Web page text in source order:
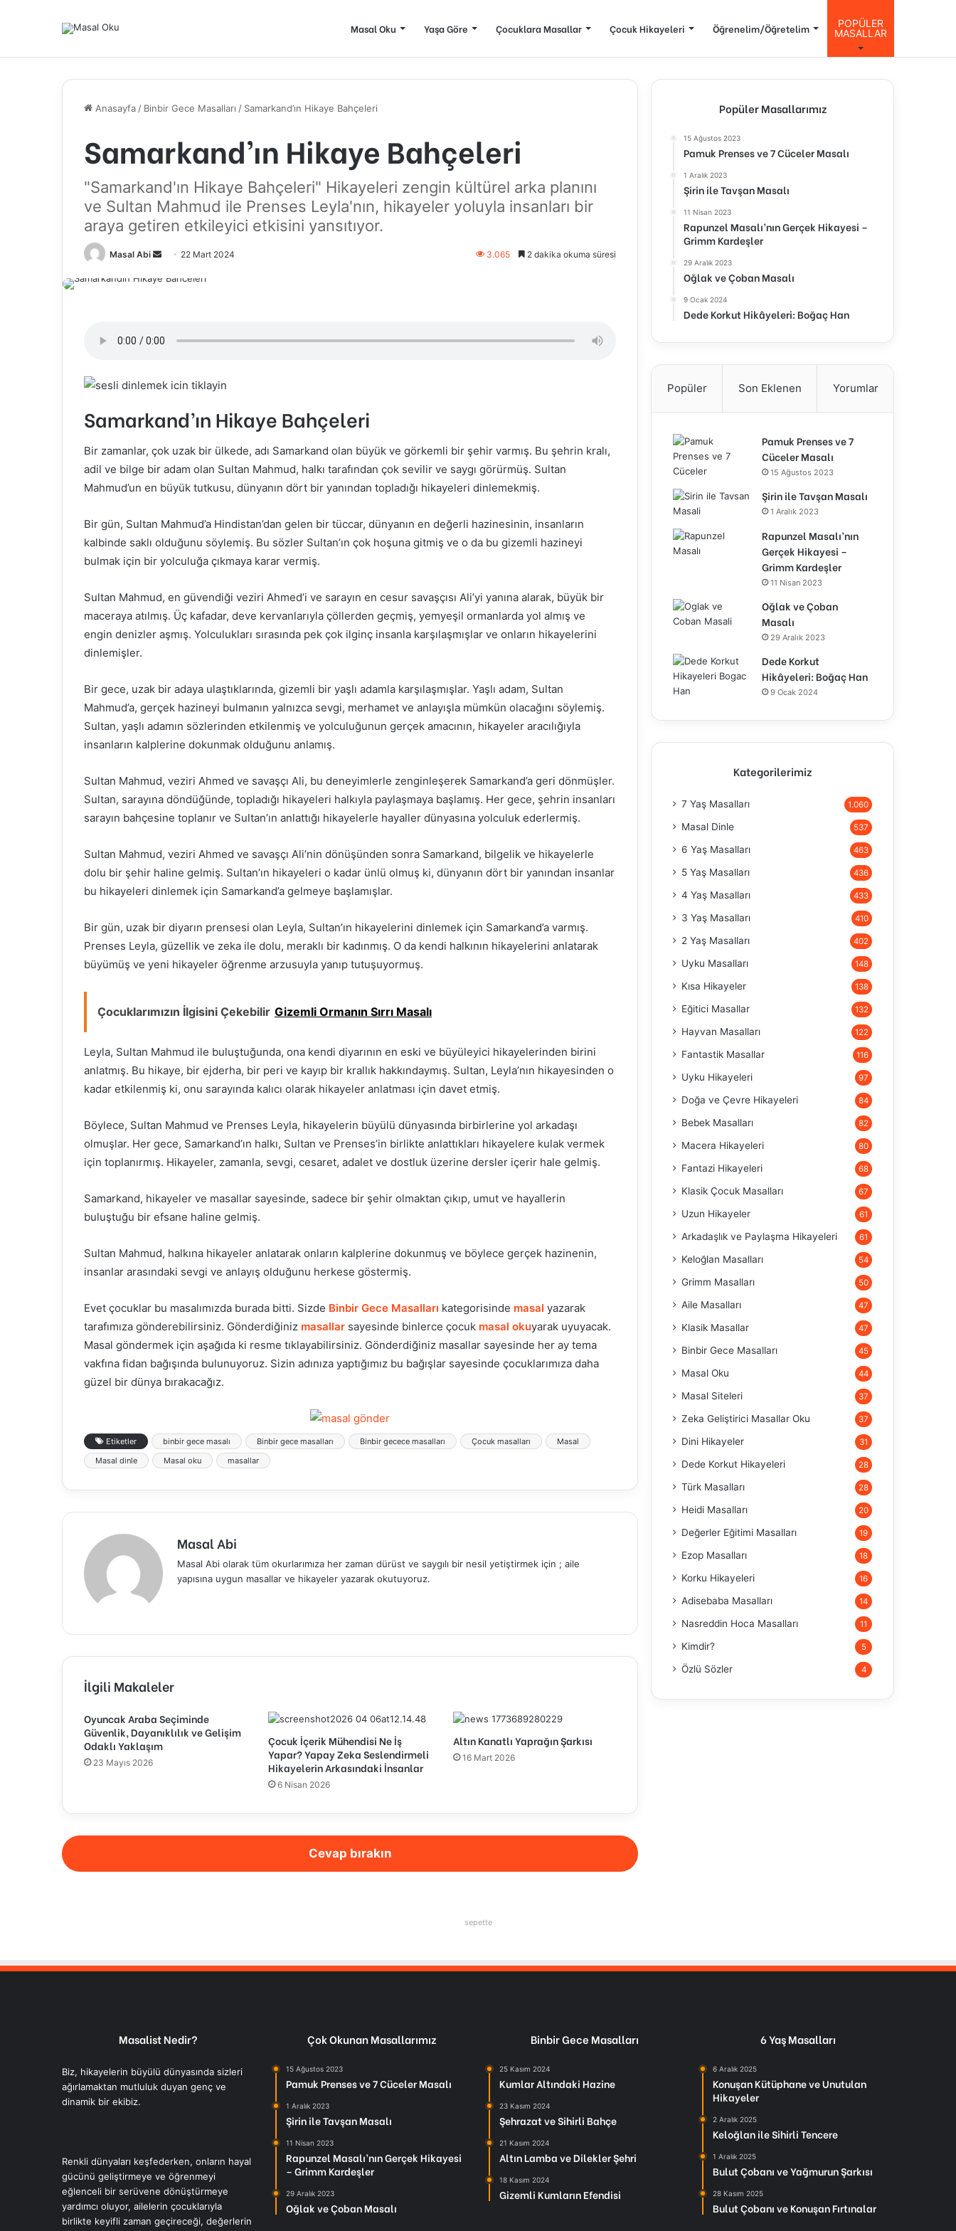
Masal Oku Yaşa Göre Çocuklara Masallar Çocuk Hikayeleri Öğrenelim/Öğretelim
POPÜLER
MASALLAR
Anasayfa / Binbir Gece Masalları / Samarkand’ın Hikaye Bahçeleri
Samarkand’ın Hikaye Bahçeleri
"Samarkand'ın Hikaye Bahçeleri" Hikayeleri zengin kültürel arka planını
ve Sultan Mahmud ile Prenses Leyla'nın, hikayeler yoluyla insanları bir
araya getiren etkileyici etkisini yansıtıyor.
Masal Abi
Bir
22 Mart 2024 3.065 2 dakika okuma süresi
Samarkand’ın Hikaye Bahçeleri
Bir zamanlar, çok uzak bir ülkede, adı Samarkand olan büyük ve görkemli bir şehir varmış. Bu şehrin kralı,
adil ve bilge bir adam olan Sultan Mahmud, halkı tarafından çok sevilir ve saygı görürmüş. Sultan
Mahmud’un en büyük tutkusu, dünyanın dört bir yanından topladığı hikayeleri dinlemekmiş.
Bir gün, Sultan Mahmud’a Hindistan’dan gelen bir tüccar, dünyanın en değerli hazinesinin, insanların
kalbinde saklı olduğunu söylemiş. Bu sözler Sultan’ın çok hoşuna gitmiş ve o da bu gizemli hazineyi
bulmak için bir yolculuğa çıkmaya karar vermiş.
Sultan Mahmud, en güvendiği veziri Ahmed’i ve sarayın en cesur savaşçısı Ali’yi yanına alarak, büyük bir
maceraya atılmış. Üç kafadar, deve kervanlarıyla çöllerden geçmiş, yemyeşil ormanlarda yol almış ve
engin denizler aşmış. Yolculukları sırasında pek çok ilginç insanla karşılaşmışlar ve onların hikayelerini
dinlemişler.
Bir gece, uzak bir adaya ulaştıklarında, gizemli bir yaşlı adamla karşılaşmışlar. Yaşlı adam, Sultan
Mahmud’a, gerçek hazineyi bulmanın yalnızca sevgi, merhamet ve anlayışla mümkün olacağını söylemiş.
Sultan, yaşlı adamın sözlerinden etkilenmiş ve yolculuğunun gerçek amacının, hikayeler aracılığıyla
insanların kalplerine dokunmak olduğunu anlamış.
Sultan Mahmud, veziri Ahmed ve savaşçı Ali, bu deneyimlerle zenginleşerek Samarkand’a geri dönmüşler.
Sultan, sarayına döndüğünde, topladığı hikayeleri halkıyla paylaşmaya başlamış. Her gece, şehrin insanları
sarayın bahçesine toplanır ve Sultan’ın anlattığı hikayelerle hayaller dünyasına yolculuk ederlermiş.
Sultan Mahmud, veziri Ahmed ve savaşçı Ali’nin dönüşünden sonra Samarkand, bilgelik ve hikayelerle
dolu bir şehir haline gelmiş. Sultan’ın hikayeleri o kadar ünlü olmuş ki, dünyanın dört bir yanından insanlar
bu hikayeleri dinlemek için Samarkand’a gelmeye başlamışlar.
Bir gün, uzak bir diyarın prensesi olan Leyla, Sultan’ın hikayelerini dinlemek için Samarkand’a varmış.
Prenses Leyla, güzellik ve zeka ile dolu, meraklı bir kadınmış. O da kendi halkının hikayelerini anlatarak
büyümüş ve yeni hikayeler öğrenme arzusuyla yanıp tutuşuyormuş.
Çocuklarımızın İlgisini Çekebilir Gizemli Ormanın Sırrı Masalı
Leyla, Sultan Mahmud ile buluştuğunda, ona kendi diyarının en eski ve büyüleyici hikayelerinden birini
anlatmış. Bu hikaye, bir ejderha, bir peri ve kayıp bir krallık hakkındaymış. Sultan, Leyla’nın hikayesinden o
kadar etkilenmiş ki, onu sarayında kalıcı olarak hikayeler anlatması için davet etmiş.
Böylece, Sultan Mahmud ve Prenses Leyla, hikayelerin büyülü dünyasında birbirlerine yol arkadaşı
olmuşlar. Her gece, Samarkand’ın halkı, Sultan ve Prenses’in birlikte anlattıkları hikayelere kulak vermek
için toplanırmış. Hikayeler, zamanla, sevgi, cesaret, adalet ve dostluk üzerine dersler içerir hale gelmiş.
Samarkand, hikayeler ve masallar sayesinde, sadece bir şehir olmaktan çıkıp, umut ve hayallerin
buluştuğu bir efsane haline gelmiş.
Sultan Mahmud, halkına hikayeler anlatarak onların kalplerine dokunmuş ve böylece gerçek hazinenin,
insanlar arasındaki sevgi ve anlayış olduğunu herkese göstermiş.
Evet çocuklar bu masalımızda burada bitti. Sizde Binbir Gece Masalları kategorisinde masal yazarak
tarafımıza gönderebilirsiniz. Gönderdiğiniz masallar sayesinde binlerce çocuk masal okuyarak uyuyacak.
Masal göndermek için aşağıda ki resme tıklayabilirsiniz. Gönderdiğiniz masallar sayesinde her ay tema
vakfına fidan bağışında bulunuyoruz. Sizin adınıza yaptığımız bu bağışlar sayesinde çocuklarımıza daha
güzel bir dünya bırakacağız.
Etiketler binbir gece masalı Binbir gece masalları Binbir gecece masalları Çocuk masalları
Masal
Masal dinle
Masal oku masallar
Masal Abi
Masal Abi olarak tüm okurlarımıza her zaman dürüst ve saygılı bir nesil yetiştirmek için ; aile
yapısına uygun masallar ve hikayeler yazarak okutuyoruz.
İlgili Makaleler
Oyuncak Araba Seçiminde
Güvenlik, Dayanıklılık ve Gelişim
Odaklı Yaklaşım
23 Mayıs 2026
Çocuk İçerik Mühendisi Ne İş
Yapar? Yapay Zeka Seslendirmeli
Hikayelerin Arkasındaki İnsanlar
6 Nisan 2026
Altın Kanatlı Yaprağın Şarkısı
16 Mart 2026
Cevap bırakın
Popüler Masallarımız
15 Ağustos 2023
Pamuk Prenses ve 7 Cüceler Masalı
1 Aralık 2023
Şirin ile Tavşan Masalı
11 Nisan 2023
Rapunzel Masalı’nın Gerçek Hikayesi –
Grimm Kardeşler
29 Aralık 2023
Oğlak ve Çoban Masalı
9 Ocak 2024
Dede Korkut Hikâyeleri: Boğaç Han
Popüler Son Eklenen Yorumlar
Pamuk Prenses ve 7
Cüceler Masalı
15 Ağustos 2023
Şirin ile Tavşan Masalı
1 Aralık 2023
Rapunzel Masalı’nın
Gerçek Hikayesi –
Grimm Kardeşler
11 Nisan 2023
Oğlak ve Çoban
Masalı
29 Aralık 2023
Dede Korkut
Hikâyeleri: Boğaç Han
9 Ocak 2024
Kategorilerimiz
7 Yaş Masalları 1.060
Masal Dinle 537
6 Yaş Masalları 463
5 Yaş Masalları 436
4 Yaş Masalları 433
3 Yaş Masalları 410
2 Yaş Masalları 402
Uyku Masalları 148
Kısa Hikayeler 138
Eğitici Masallar 132
Hayvan Masalları 122
Fantastik Masallar 116
Uyku Hikayeleri 97
Doğa ve Çevre Hikayeleri 84
Bebek Masalları 82
Macera Hikayeleri 80
Fantazi Hikayeleri 68
Klasik Çocuk Masalları 67
Uzun Hikayeler 61
Arkadaşlık ve Paylaşma Hikayeleri 61
Keloğlan Masalları 54
Grimm Masalları 50
Aile Masalları 47
Klasik Masallar 47
Binbir Gece Masalları 45
Masal Oku 44
Masal Siteleri 37
Zeka Geliştirici Masallar Oku 37
Dini Hikayeler 31
Dede Korkut Hikayeleri 28
Türk Masalları 28
Heidi Masalları 20
Değerler Eğitimi Masalları 19
Ezop Masalları 18
Korku Hikayeleri 16
Adisebaba Masalları 14
Nasreddin Hoca Masalları 11
Kimdir? 5
Özlü Sözler 4
sepette
Masalist Nedir?
Biz, hikayelerin büyülü dünyasında sizleri
ağırlamaktan mutluluk duyan genç ve
dinamik bir ekibiz.
Renkli dünyaları keşfederken, onların hayal
gücünü geliştirmeye ve öğrenmeyi
eğlenceli bir serüvene dönüştürmeye
yardımcı oluyor, ailelerin çocuklarıyla
birlikte keyifli zaman geçireceği, değerlerin
Çok Okunan Masallarımız
15 Ağustos 2023
Pamuk Prenses ve 7 Cüceler Masalı
1 Aralık 2023
Şirin ile Tavşan Masalı
11 Nisan 2023
Rapunzel Masalı’nın Gerçek Hikayesi
– Grimm Kardeşler
29 Aralık 2023
Oğlak ve Çoban Masalı
Binbir Gece Masalları
25 Kasım 2024
Kumlar Altındaki Hazine
23 Kasım 2024
Şehrazat ve Sihirli Bahçe
21 Kasım 2024
Altın Lamba ve Dilekler Şehri
18 Kasım 2024
Gizemli Kumların Efendisi
6 Yaş Masalları
6 Aralık 2025
Konuşan Kütüphane ve Unutulan
Hikayeler
2 Aralık 2025
Keloğlan ile Sihirli Tencere
1 Aralık 2025
Bulut Çobanı ve Yağmurun Şarkısı
28 Kasım 2025
Bulut Çobanı ve Konuşan Fırtınalar